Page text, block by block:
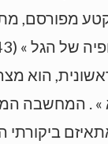
מפורסם,
הוא
» . המחשבה
ביקורתי